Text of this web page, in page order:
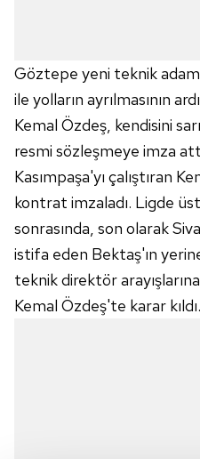
Göztepe yeni teknik
ile yolların ayrılmasının
Kemal Özdeş, kendisini
resmi sözleşmeye imza
Kasımpaşa'yı çalıştıran
kontrat imzaladı. Ligde
sonrasında, son olarak
istifa eden Bektaş'ın
teknik direktör
Kemal Özdeş'te karar kıldı.